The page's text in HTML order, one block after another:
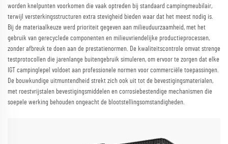
worden knelpunten voorkomen die vaak optreden bij standaard campingmeubilair,
terwijl versterkingsstructuren extra stevigheid bieden waar dat het meest nodig is.
Bij de materiaalkeuze werd prioriteit gegeven aan milieuduurzaamheid, met het
gebruik van gerecyclede componenten en milieuvriendelijke productieprocessen,
zonder afbreuk te doen aan de prestatienormen. De kwaliteitscontrole omvat strenge
testprotocollen die jarenlange buitengebruik simuleren, om ervoor te zorgen dat elke
IGT campinglepel voldoet aan professionele normen voor commerciële toepassingen.
De bouwkundige uitmuntendheid strekt zich ook uit tot de bevestigingsmaterialen,
met roestvrijstalen bevestigingsmiddelen en corrosiebestendige mechanismen die
soepele werking behouden ongeacht de blootstellingsomstandigheden.